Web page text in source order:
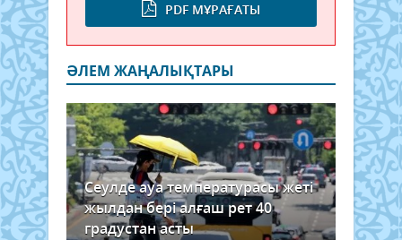
PDF МҰРАҒАТЫ
ӘЛЕМ ЖАҢАЛЫҚТАРЫ
Сеулде ауа температурасы жеті
жылдан бері алғаш рет 40
градустан асты